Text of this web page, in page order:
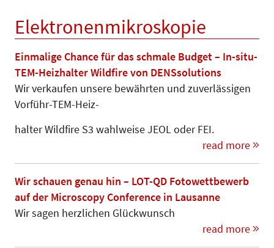
Elektronenmikroskopie
Einmalige Chance für das schmale Budget – In-situ-
TEM-Heizhalter Wildfire von DENSsolutions
Wir verkaufen unsere bewährten und zuverlässigen
Vorführ-TEM-Heiz-­­­­
halter Wildfire S3 wahlweise JEOL oder FEI.
read more
Wir schauen genau hin – LOT-QD Fotowettbewerb
auf der Microscopy Conference in Lausanne
Wir sagen herzlichen Glückwunsch
read more